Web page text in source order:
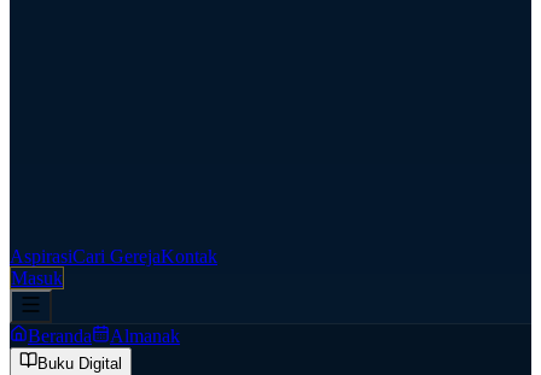
AspirasiCari GerejaKontak
Masuk
Beranda Almanak
Buku Digital